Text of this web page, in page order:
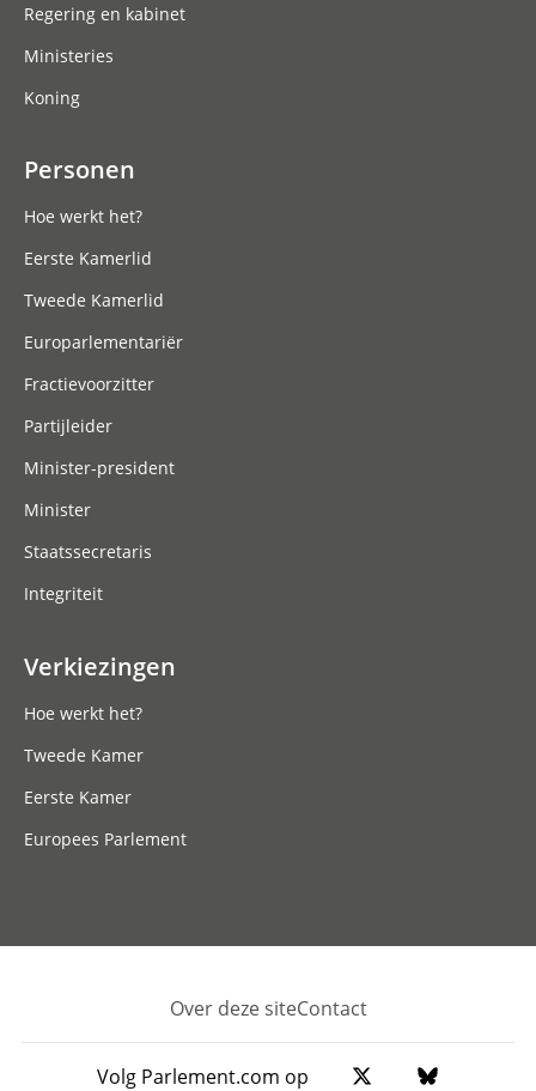
Regering en kabinet
Ministeries
Koning
Personen
Hoe werkt het?
Eerste Kamerlid
Tweede Kamerlid
Europarlementariër
Fractievoorzitter
Partijleider
Minister-president
Minister
Staatssecretaris
Integriteit
Verkiezingen
Hoe werkt het?
Tweede Kamer
Eerste Kamer
Europees Parlement
Footer
Over deze siteContact
Volg Parlement.com op